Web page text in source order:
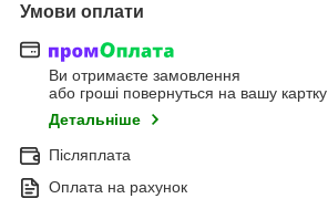
Умови оплати
Ви отримаєте замовлення
або гроші повернуться на вашу картку
Детальніше
Післяплата
Оплата на рахунок